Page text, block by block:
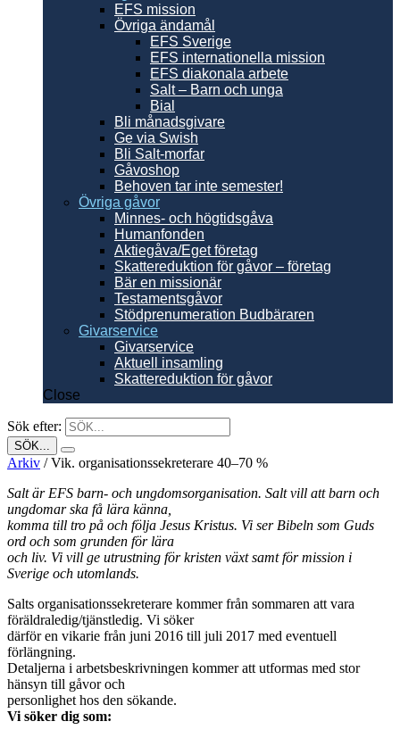
EFS mission
Övriga ändamål
EFS Sverige
EFS internationella mission
EFS diakonala arbete
Salt – Barn och unga
Bial
Bli månadsgivare
Ge via Swish
Bli Salt-morfar
Gåvoshop
Behoven tar inte semester!
Övriga gåvor
Minnes- och högtidsgåva
Humanfonden
Aktiegåva/Eget företag
Skattereduktion för gåvor – företag
Bär en missionär
Testamentsgåvor
Stödprenumeration Budbäraren
Givarservice
Givarservice
Aktuell insamling
Skattereduktion för gåvor
Close
Sök efter:
Arkiv /Vik. organisationssekreterare 40–70 %
Salt är EFS barn- och ungdomsorganisation. Salt vill att barn och
ungdomar ska få lära känna,
komma till tro på och följa Jesus Kristus. Vi ser Bibeln som Guds
ord och som grunden för lära
och liv. Vi vill ge utrustning för kristen växt samt för mission i
Sverige och utomlands.
Salts organisationssekreterare kommer från sommaren att vara
föräldraledig/tjänstledig. Vi söker
därför en vikarie från juni 2016 till juli 2017 med eventuell
förlängning.
Detaljerna i arbetsbeskrivningen kommer att utformas med stor
hänsyn till gåvor och
personlighet hos den sökande.
Vi söker dig som: